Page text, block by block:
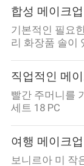
합성 메이크
기본적인 필요
리 화장품 솔이
직업적인 메
빨간 주머니를
세트 18 PC
여행 메이크
보니르아 미 작